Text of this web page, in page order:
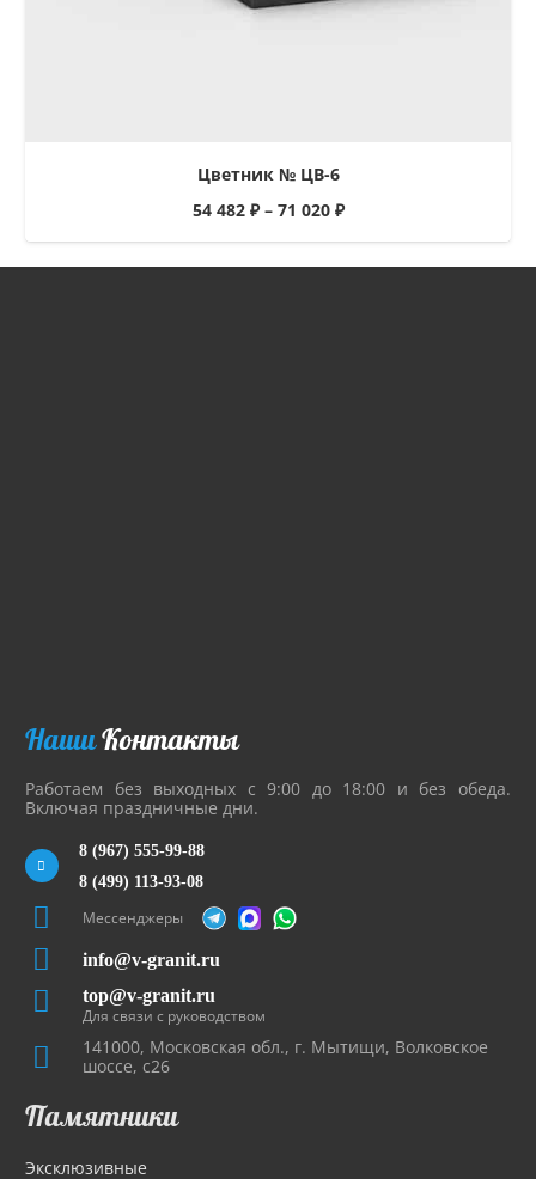
Цветник № ЦВ-6
54 482 ₽– 71 020 ₽
НашиКонтакты
Работаем без выходных с 9:00 до 18:00 и без обеда.
Включая праздничные дни.
8 (967) 555-99-88
8 (499) 113-93-08
Мессенджеры
info@v-granit.ru
top@v-granit.ru
Для связи с руководством
141000, Московская обл., г. Мытищи, Волковское
шоссе, с26
Памятники
Эксклюзивные